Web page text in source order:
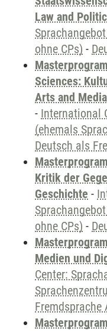
Law and
ohne CPs) -
Sciences:
Arts and
- International
(ehemals
Deutsch als
Kritik der
Geschichte -
ohne CPs) -
Medien und
Center:
Fremdsprache